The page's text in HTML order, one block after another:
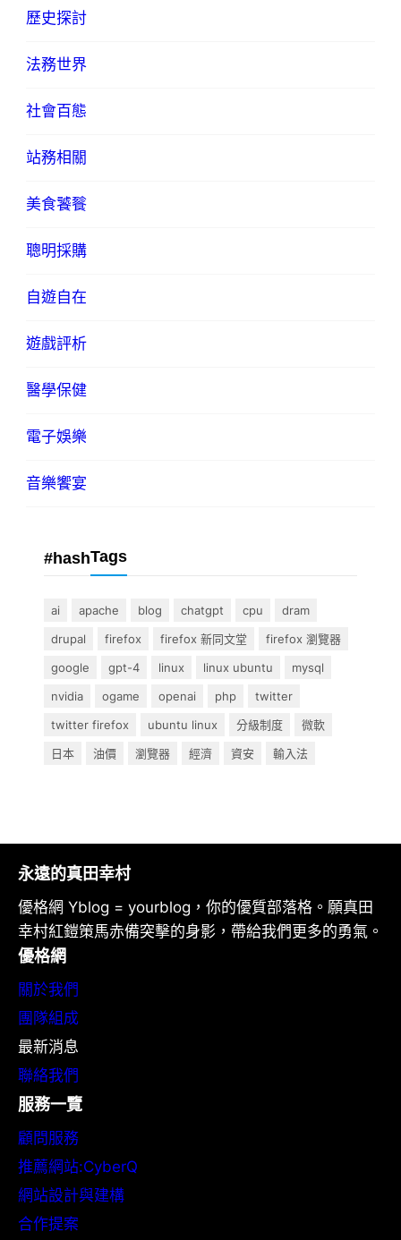
歷史探討
法務世界
社會百態
站務相關
美食饕餮
聰明採購
自遊自在
遊戲評析
醫學保健
電子娛樂
音樂饗宴
#hashTags
ai apache blog chatgpt cpu
dram
drupal
firefox firefox 新同文堂
firefox 瀏覽器
google
gpt-4 linux linux ubuntu
mysql
nvidia
ogame openai php
twitter
twitter firefox
ubuntu linux 分級制度
微軟
日本
油價 瀏覽器 經濟 資安 輸入法
永遠的真田幸村
優格網 Yblog = yourblog，你的優質部落格。願真田
幸村紅鎧策馬赤備突擊的身影，帶給我們更多的勇氣。
優格網
關於我們
團隊組成
最新消息
聯絡我們
服務一覽
顧問服務
推薦網站:CyberQ
網站設計與建構
合作提案